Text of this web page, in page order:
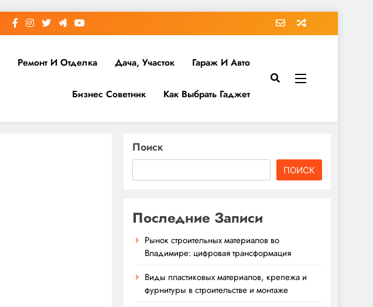
Ремонт И Отделка Дача, Участок Гараж И Авто
Бизнес Советник Как Выбрать Гаджет
Поиск
ПОИСК
Последние Записи
Рынок строительных материалов во
Владимире: цифровая трансформация
Виды пластиковых материалов, крепежа и
фурнитуры в строительстве и монтаже